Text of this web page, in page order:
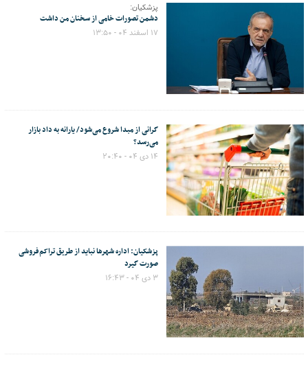
پزشکیان:
دشمن تصورات خامی از سخنان من داشت
۱۷ اسفند ۰۴ - ۱۳:۵۰
گرانی از مبدا شروع می‌شود/ یارانه به داد بازار
می‌رسد؟
۱۴ دی ۰۴ - ۲۰:۴۰
پزشکیان: اداره شهرها نباید از طریق تراکم‌فروشی
صورت گیرد
۳ دی ۰۴ - ۱۶:۴۳